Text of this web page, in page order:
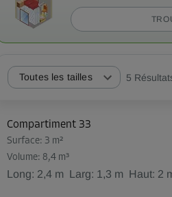
Toutes les tailles 5
Compartiment 33
Surface: 3 m²
Volume: 8,4 m³
Long: 2,4 m Larg: 1,3 m Haut: 2